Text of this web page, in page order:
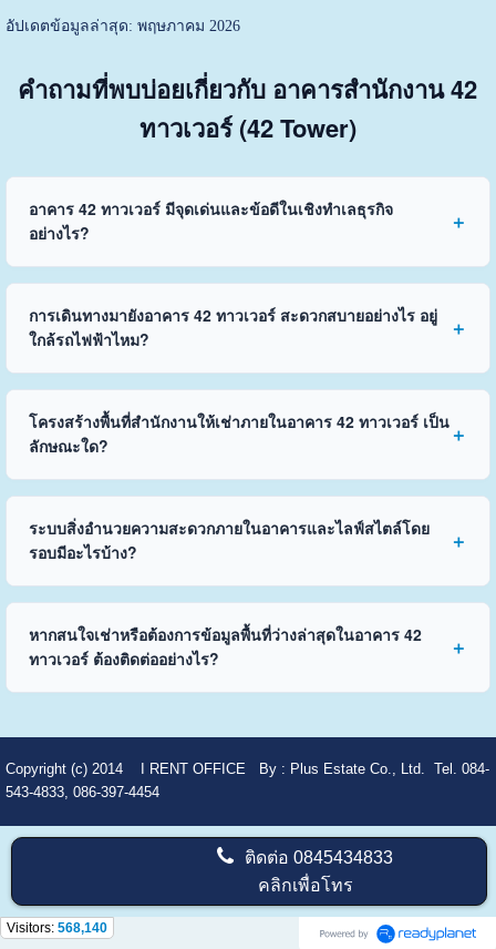
อัปเดตข้อมูลล่าสุด: พฤษภาคม 2026
คำถามที่พบบ่อยเกี่ยวกับ อาคารสำนักงาน 42
ทาวเวอร์ (42 Tower)
อาคาร 42 ทาวเวอร์ มีจุดเด่นและข้อดีในเชิงทำเลธุรกิจ
อย่างไร?
การเดินทางมายังอาคาร 42 ทาวเวอร์ สะดวกสบายอย่างไร อยู่
ใกล้รถไฟฟ้าไหม?
โครงสร้างพื้นที่สำนักงานให้เช่าภายในอาคาร 42 ทาวเวอร์ เป็น
ลักษณะใด?
ระบบสิ่งอำนวยความสะดวกภายในอาคารและไลฟ์สไตล์โดย
รอบมีอะไรบ้าง?
หากสนใจเช่าหรือต้องการข้อมูลพื้นที่ว่างล่าสุดในอาคาร 42
ทาวเวอร์ ต้องติดต่ออย่างไร?
Copyright (c) 2014 I RENT OFFICE By : Plus Estate Co., Ltd. Tel. 084-
543-4833, 086-397-4454
ติดต่อ0845434833
คลิกเพื่อโทร
Visitors: 568,140